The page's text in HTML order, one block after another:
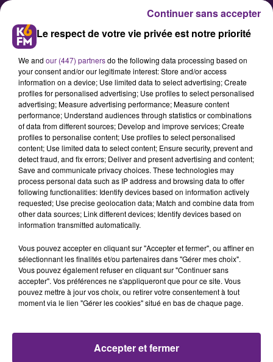
Nouvelle mobilisation ce mardi
dans le secteur médico-social en
Côte d’Or
Le syndicat CFDT appelle à la
mobilisation ce mardi pour
l'application du Ségur dans le
Selon la CFDT, les salariés du social
et du médico-social « ne sont pas
des travailleurs de seconde ligne et
doivent, eux aussi, bénéficier du
Publié : 30 novembre 2021 à 6h30 par la rédaction
Le respect de votre vie privée est notre priorité
We and our (447) partnersdo the following data processing based on
your consent and/or our legitimate interest: Store and/or access
information on a device; Use limited data to select advertising; Create
profiles for personalised advertising; Use profiles to select personalised
advertising; Measure advertising performance; Measure content
performance; Understand audiences through statistics or combinations
of data from different sources; Develop and improve services; Create
profiles to personalise content; Use profiles to select personalised
content; Use limited data to select content; Ensure security, prevent and
detect fraud, and fix errors; Deliver and present advertising and content;
Save and communicate privacy choices. These technologies may
process personal data such as IP address and browsing data to offer
following functionalities: Identify devices based on information actively
requested; Use precise geolocation data; Match and combine data from
other data sources; Link different devices; Identify devices based on
information transmitted automatically.
Vous pouvez accepter en cliquant sur "Accepter et fermer", ou affiner en
sélectionnant les finalités et/ou partenaires dans "Gérer mes choix".
Vous pouvez également refuser en cliquant sur "Continuer sans
accepter". Vos préférences ne s'appliqueront que pour ce site. Vous
pouvez mettre à jour vos choix, ou retirer votre consentement à tout
moment via le lien "Gérer les cookies" situé en bas de chaque page.
Accepter et fermer
Continuer sans accepter